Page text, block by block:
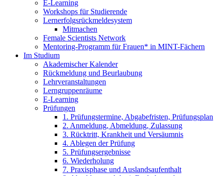
E-Learning
Workshops für Studierende
Lernerfolgsrückmeldesystem
Mitmachen
Female Scientists Network
Mentoring-Programm für Frauen* in MINT-Fächern
Im Studium
Akademischer Kalender
Rückmeldung und Beurlaubung
Lehrveranstaltungen
Lerngruppenräume
E-Learning
Prüfungen
1. Prüfungstermine, Abgabefristen, Prüfungsplan
2. Anmeldung, Abmeldung, Zulassung
3. Rücktritt, Krankheit und Versäumnis
4. Ablegen der Prüfung
5. Prüfungsergebnisse
6. Wiederholung
7. Praxisphase und Auslandsaufenthalt